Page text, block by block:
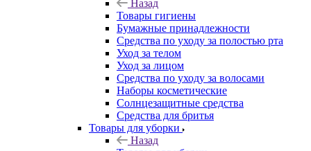
Назад
Товары гигиены
Бумажные принадлежности
Средства по уходу за полостью рта
Уход за телом
Уход за лицом
Средства по уходу за волосами
Наборы косметические
Солнцезащитные средства
Средства для бритья
Товары для уборки
Назад